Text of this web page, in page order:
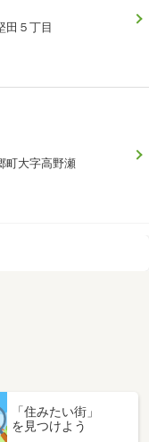
田５丁目
町大字高野瀬
町寺庄
「住みたい街」
を見つけよう